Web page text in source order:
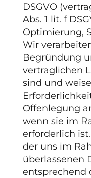
DSGVO
Abs. 1 lit. f
Optimierung,
Wir
Begründung
vertraglichen
sind und
Offenlegung
wenn sie im
erforderlich
der uns im
überlassenen
entsprechend